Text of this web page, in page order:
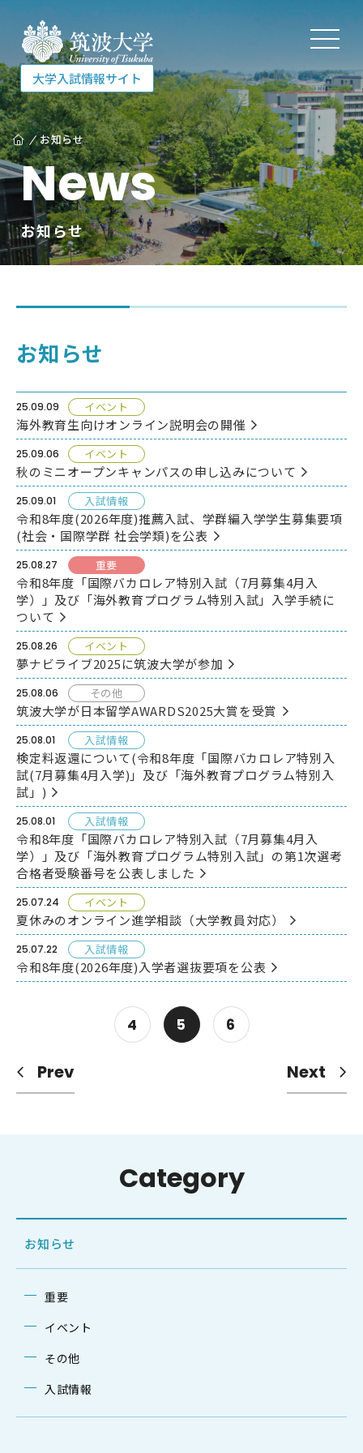
大学入試情報サイト
大学入試情報サイト
入試を知る
受験する
相談する
各種資料
大学を知る
高校教員の方ENGLISH 筑波大学 大学院入試 アクセス
お知らせ
News
お知らせ
お知らせ
25.09.09 イベント
海外教育生向けオンライン説明会の開催
25.09.06 イベント
秋のミニオープンキャンパスの申し込みについて
25.09.01 入試情報
令和8年度(2026年度)推薦入試、学群編入学学生募集要項
(社会・国際学群 社会学類)を公表
25.08.27 重要
令和8年度「国際バカロレア特別入試（7月募集4月入
学）」及び「海外教育プログラム特別入試」入学手続に
ついて
25.08.26 イベント
夢ナビライブ2025に筑波大学が参加
25.08.06 その他
筑波大学が日本留学AWARDS2025大賞を受賞
25.08.01 入試情報
検定料返還について(令和8年度「国際バカロレア特別入
試(7月募集4月入学)」及び「海外教育プログラム特別入
試」)
25.08.01 入試情報
令和8年度「国際バカロレア特別入試（7月募集4月入
学）」及び「海外教育プログラム特別入試」の第1次選考
合格者受験番号を公表しました
25.07.24 イベント
夏休みのオンライン進学相談（大学教員対応）
25.07.22 入試情報
令和8年度(2026年度)入学者選抜要項を公表
Prev
4 5 6
Next
Category
お知らせ
重要
イベント
その他
入試情報